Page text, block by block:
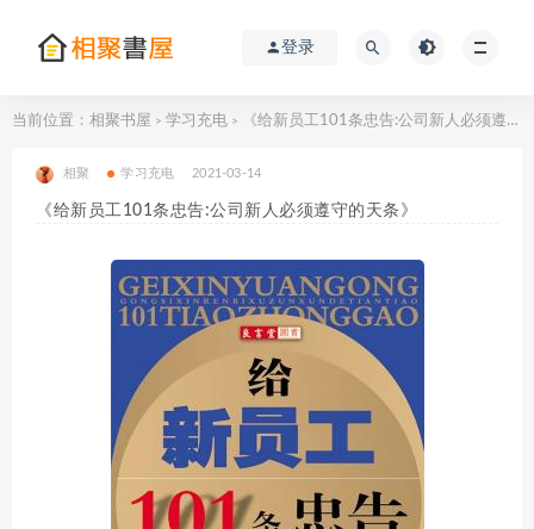
登录
当前位置： 相聚书屋 > 学习充电 > 《给新员工101条忠告:公司新人必须遵守的天条》
相聚 学习充电 2021-03-14
《给新员工101条忠告:公司新人必须遵守的天条》